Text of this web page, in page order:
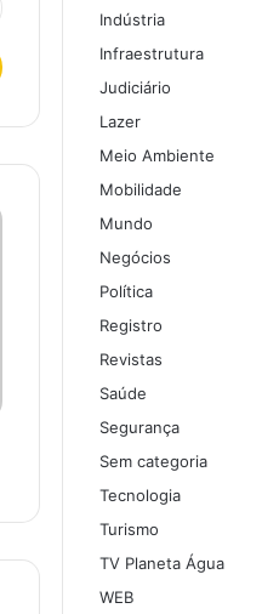
Indústria
Infraestrutura
Judiciário
Lazer
Meio Ambiente
Mobilidade
Mundo
Negócios
Política
Registro
Revistas
Saúde
Segurança
Sem categoria
Tecnologia
Turismo
TV Planeta Água
WEB